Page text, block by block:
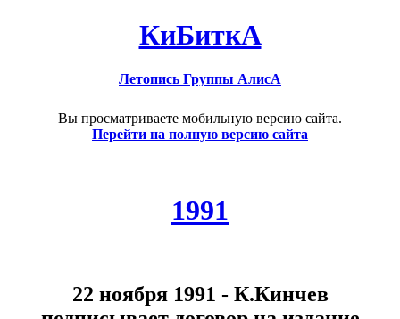
КиБиткА
Летопись Группы АлисА
Вы просматриваете мобильную версию сайта.
Перейти на полную версию сайта
1991
22 ноября 1991 - К.Кинчев